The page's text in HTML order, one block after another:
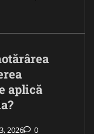
aplică
2026 0